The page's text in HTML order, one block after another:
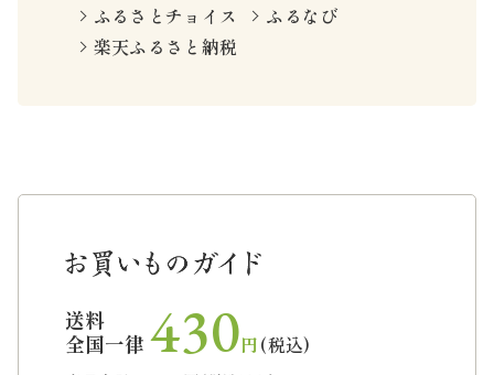
ふるさとチョイス
ふるなび
楽天ふるさと納税
送料
全国一律 430円(税込)